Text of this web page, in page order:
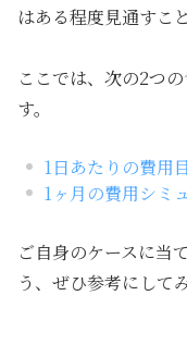
はある程度見通すこ
ここでは、次の2つ
す。
1日あたりの費用
1ヶ月の費用シミ
ご自身のケースに当
う、ぜひ参考にして